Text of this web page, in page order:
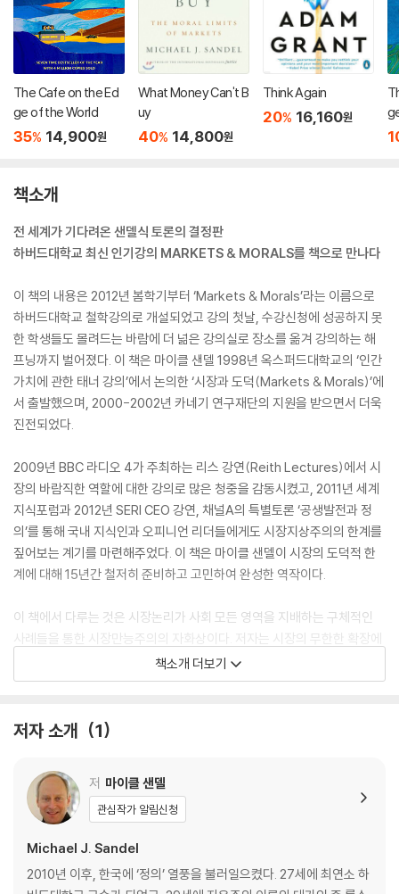
The Cafe on the Ed
ge of the World
35% 14,900원
What Money Can't B
uy
40% 14,800원
Think Again
20% 16,160원
책소개
전 세계가 기다려온 샌델식 토론의 결정판
하버드대학교 최신 인기강의 MARKETS & MORALS를 책으로 만나다
이 책의 내용은 2012년 봄학기부터 ‘Markets & Morals’라는 이름으로
하버드대학교 철학강의로 개설되었고 강의 첫날, 수강신청에 성공하지 못
한 학생들도 몰려드는 바람에 더 넒은 강의실로 장소를 옮겨 강의하는 해
프닝까지 벌어졌다. 이 책은 마이클 샌델 1998년 옥스퍼드대학교의 ‘인간
가치에 관한 태너 강의’에서 논의한 ‘시장과 도덕(Markets & Morals)’에
서 출발했으며, 2000-2002년 카네기 연구재단의 지원을 받으면서 더욱
진전되었다.
2009년 BBC 라디오 4가 주최하는 리스 강연(Reith Lectures)에서 시
장의 바람직한 역할에 대한 강의로 많은 청중을 감동시켰고, 2011년 세계
지식포럼과 2012년 SERI CEO 강연, 채널A의 특별토론 ‘공생발전과 정
의’를 통해 국내 지식인과 오피니언 리더들에게도 시장지상주의의 한계를
짚어보는 계기를 마련해주었다. 이 책은 마이클 샌델이 시장의 도덕적 한
계에 대해 15년간 철저히 준비하고 고민하여 완성한 역작이다.
이 책에서 다루는 것은 시장논리가 사회 모든 영역을 지배하는 구체적인
사례들을 통한 시장만능주의의 자화상이다. 저자는 시장의 무한한 확장에
속절없이 당할 것이 아니라 공적 토론을 통해 이 문제를 깊이 고민하고 해
결책을 모색해야 한다고 역설한다. 이 책은 샌델 특유의 문답식 토론과 도
파헤치며 시장을 둘러싼 흥미진진한 철학논쟁으로 독자를 안내한다.
Should we pay children to read books or to get good grades? I
s it ethical to pay people to test risky new drugs or to donate
their organs? What about hiring mercenaries to fight our wars,
on to elite universities, or selling citizenship to immigrants willi
ng to pay? Isn't there something wrong with a world in which e
책소개 더보기
저자 소개 1
저 마이클 샌델
관심작가 알림신청
Michael J. Sandel
2010년 이후, 한국에 ‘정의’ 열풍을 불러일으켰다. 27세에 최연소 하